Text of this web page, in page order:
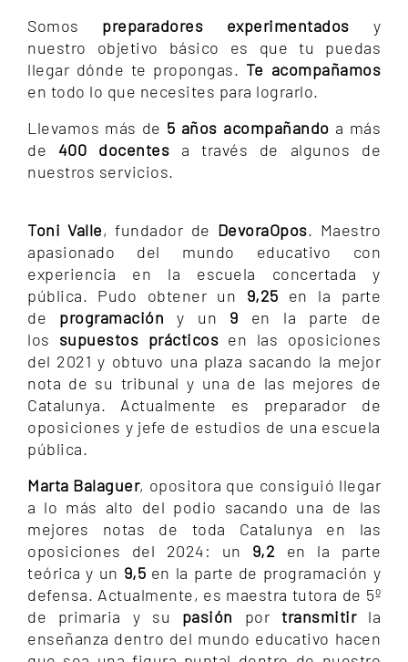
Somos preparadores experimentados y
nuestro objetivo básico es que tu puedas
llegar dónde te propongas. Te acompañamos
en todo lo que necesites para lograrlo.
Llevamos más de 5 años acompañando a más
de 400 docentes a través de algunos de
nuestros servicios.
Toni Valle, fundador de DevoraOpos. Maestro
apasionado del mundo educativo con
experiencia en la escuela concertada y
pública. Pudo obtener un 9,25 en la parte
de programación y un 9 en la parte de
los supuestos prácticos en las oposiciones
del 2021 y obtuvo una plaza sacando la mejor
nota de su tribunal y una de las mejores de
Catalunya. Actualmente es preparador de
oposiciones y jefe de estudios de una escuela
pública.
Marta Balaguer, opositora que consiguió llegar
a lo más alto del podio sacando una de las
mejores notas de toda Catalunya en las
oposiciones del 2024: un 9,2 en la parte
teórica y un 9,5 en la parte de programación y
defensa. Actualmente, es maestra tutora de 5º
de primaria y su pasión portransmitir la
enseñanza dentro del mundo educativo hacen